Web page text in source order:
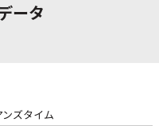
ータ
ズタイム